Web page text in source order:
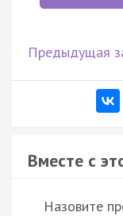
Предыдущая
Вместе с
Назовите